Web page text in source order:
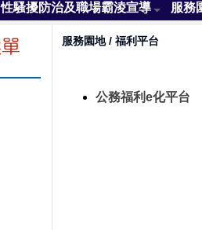
性騷擾防治及職場霸淩宣導 服務
服務園地/ 福利平台
公務福利e化平台